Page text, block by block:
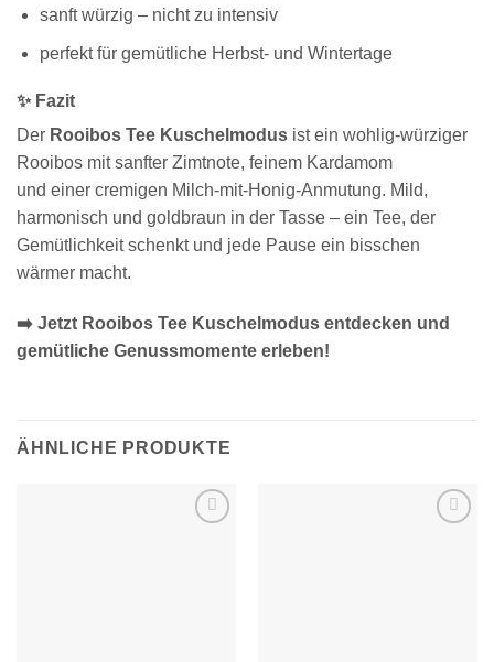
sanft würzig – nicht zu intensiv
perfekt für gemütliche Herbst- und Wintertage
✨ Fazit
Der Rooibos Tee Kuschelmodus ist ein wohlig-würziger
Rooibos mit sanfter Zimtnote, feinem Kardamom
und einer cremigen Milch-mit-Honig-Anmutung. Mild,
harmonisch und goldbraun in der Tasse – ein Tee, der
Gemütlichkeit schenkt und jede Pause ein bisschen
wärmer macht.
➡️ Jetzt Rooibos Tee Kuschelmodus entdecken und
gemütliche Genussmomente erleben!
ÄHNLICHE PRODUKTE